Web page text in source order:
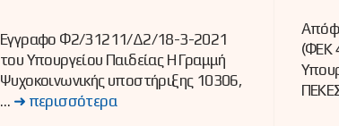
Έγγραφο Φ2/31211/Δ2/18-3-2021
του Υπουργείου Παιδείας Η Γραμμή
Ψυχοκοινωνικής υποστήριξης 10306,
… ➜ περισσότερα
(ΦΕΚ